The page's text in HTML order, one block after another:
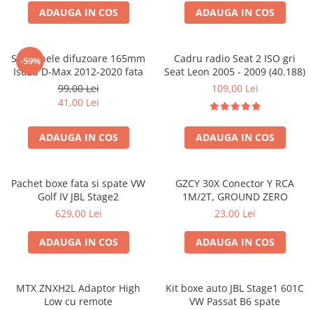
ADAUGA IN COS ADAUGA IN COS
-59%
Set 2 inele difuzoare 165mm
Isuzu D-Max 2012-2020 fata
99,00 Lei
41,00 Lei
ADAUGA IN COS
Cadru radio Seat 2 ISO gri
Seat Leon 2005 - 2009 (40.188)
109,00 Lei
ADAUGA IN COS
Pachet boxe fata si spate VW
Golf IV JBL Stage2
629,00 Lei
ADAUGA IN COS
GZCY 30X Conector Y RCA
1M/2T, GROUND ZERO
23,00 Lei
ADAUGA IN COS
MTX ZNXH2L Adaptor High
Low cu remote
Kit boxe auto JBL Stage1 601C
VW Passat B6 spate